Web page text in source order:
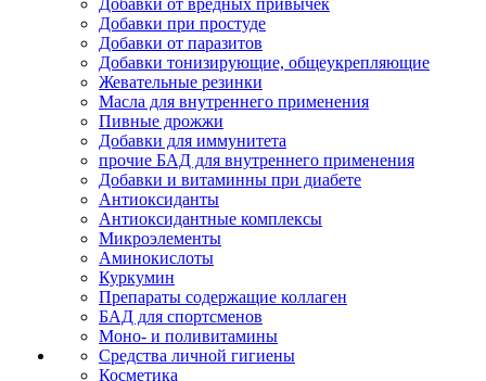
Добавки от вредных привычек
Добавки при простуде
Добавки от паразитов
Добавки тонизирующие, общеукрепляющие
Жевательные резинки
Масла для внутреннего применения
Пивные дрожжи
Добавки для иммунитета
прочие БАД для внутреннего применения
Добавки и витаминны при диабете
Антиоксиданты
Антиоксидантные комплексы
Микроэлементы
Аминокислоты
Куркумин
Препараты содержащие коллаген
БАД для спортсменов
Моно- и поливитамины
Средства личной гигиены
Косметика